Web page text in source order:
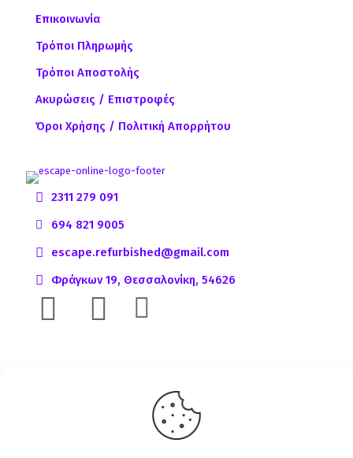
Επικοινωνία
Τρόποι Πληρωμής
Τρόποι Αποστολής
Ακυρώσεις / Επιστροφές
Όροι Χρήσης / Πολιτική Απορρήτου
2311 279 091
694 821 9005
escape.refurbished@gmail.com
Φράγκων 19, Θεσσαλονίκη, 54626